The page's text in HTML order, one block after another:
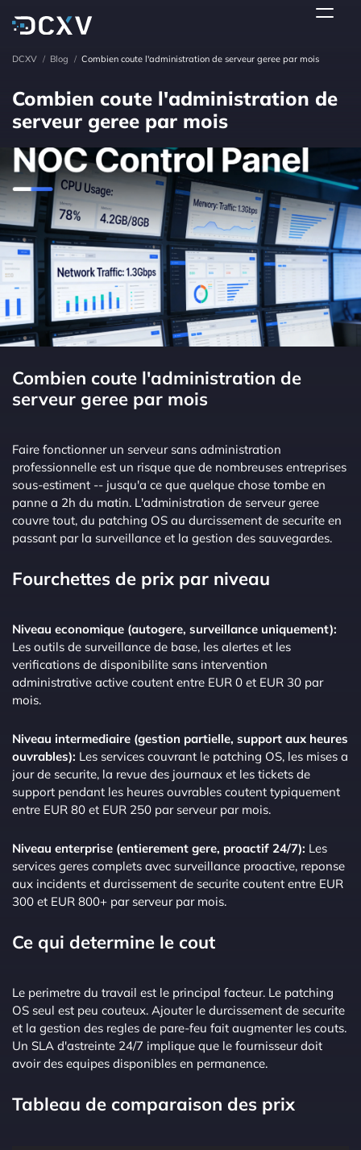
DCXV / Blog / Combien coute l'administration de serveur geree par mois
Combien coute l'administration de
serveur geree par mois
Combien coute l'administration de
serveur geree par mois
Faire fonctionner un serveur sans administration
professionnelle est un risque que de nombreuses entreprises
sous-estiment -- jusqu'a ce que quelque chose tombe en
panne a 2h du matin. L'administration de serveur geree
couvre tout, du patching OS au durcissement de securite en
passant par la surveillance et la gestion des sauvegardes.
Fourchettes de prix par niveau
Niveau economique (autogere, surveillance uniquement):
Les outils de surveillance de base, les alertes et les
verifications de disponibilite sans intervention
administrative active coutent entre EUR 0 et EUR 30 par
mois.
Niveau intermediaire (gestion partielle, support aux heures
ouvrables): Les services couvrant le patching OS, les mises a
jour de securite, la revue des journaux et les tickets de
support pendant les heures ouvrables coutent typiquement
entre EUR 80 et EUR 250 par serveur par mois.
Niveau enterprise (entierement gere, proactif 24/7): Les
services geres complets avec surveillance proactive, reponse
aux incidents et durcissement de securite coutent entre EUR
300 et EUR 800+ par serveur par mois.
Ce qui determine le cout
Le perimetre du travail est le principal facteur. Le patching
OS seul est peu couteux. Ajouter le durcissement de securite
et la gestion des regles de pare-feu fait augmenter les couts.
Un SLA d'astreinte 24/7 implique que le fournisseur doit
avoir des equipes disponibles en permanence.
Tableau de comparaison des prix